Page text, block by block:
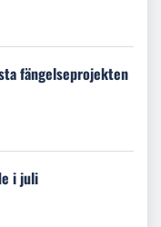
fängelseprojekten
i juli